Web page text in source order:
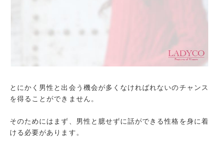
高い理想を抱いていない
ポジティブ
まとめ
とにかく男性と出会う機会が多くなければれないのチャンス
を得ることができません。
そのためにはまず、男性と臆せずに話ができる性格を身に着
ける必要があります。